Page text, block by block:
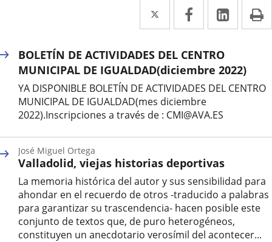
Twitter
Enlace
a
una
aplicación
externa.
Facebook
Enlace
a
una
aplicación
externa.
Enlace
a
BOLETÍN DE ACTIVIDADES DEL CENTRO
MUNICIPAL DE IGUALDAD(diciembre 2022)
YA DISPONIBLE BOLETÍN DE ACTIVIDADES DEL CENTRO
MUNICIPAL DE IGUALDAD(mes diciembre
2022).Inscripciones a través de : CMI@AVA.ES
Valladolid, viejas historias deportivas
La memoria histórica del autor y sus sensibilidad para
ahondar en el recuerdo de otros -traducido a palabras
para garantizar su trascendencia- hacen posible este
conjunto de textos que, de puro heterogéneos,
constituyen un anecdotario verosímil del acontecer...
José Miguel Ortega